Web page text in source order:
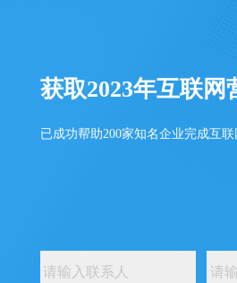
获取2023年互联网
已成功帮助200家知名企业完成互